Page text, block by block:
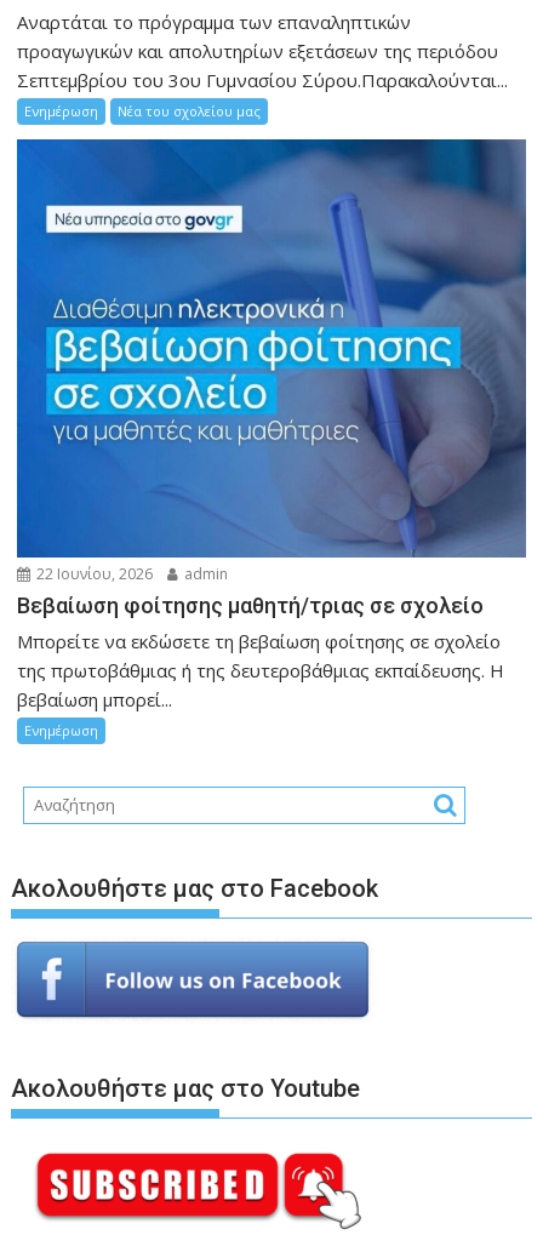
Αναρτάται το πρόγραμμα των επαναληπτικών
προαγωγικών και απολυτηρίων εξετάσεων της περιόδου
Σεπτεμβρίου του 3ου Γυμνασίου Σύρου.Παρακαλούνται...
Ενημέρωση Νέα του σχολείου μας
22 Ιουνίου, 2026 admin
Βεβαίωση φοίτησης μαθητή/τριας σε σχολείο
Μπορείτε να εκδώσετε τη βεβαίωση φοίτησης σε σχολείο
της πρωτοβάθμιας ή της δευτεροβάθμιας εκπαίδευσης. Η
βεβαίωση μπορεί...
Ενημέρωση
Ακολουθήστε μας στο Facebook
Ακολουθήστε μας στο Youtube